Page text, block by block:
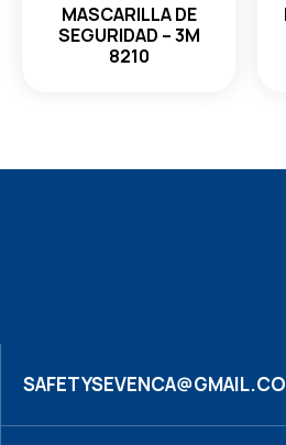
MASCARILLA DE
SEGURIDAD – 3M
8210